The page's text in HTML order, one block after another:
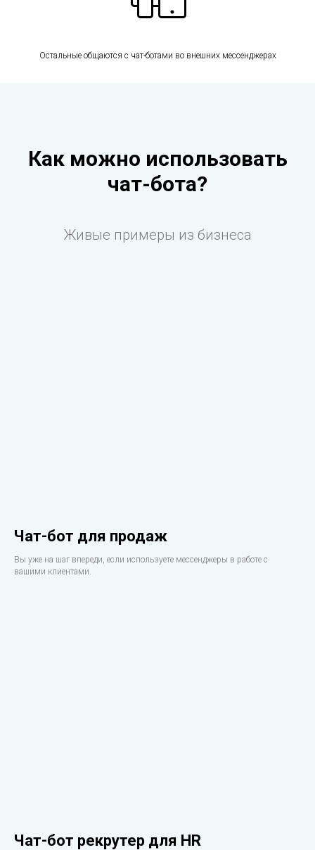
Остальные общаются с чат-ботами во внешних мессенджерах
Как можно использовать
чат-бота?
Живые примеры из бизнеса
Чат-бот для продаж
Вы уже на шаг впереди, если используете мессенджеры в работе с
вашими клиентами.
Чат-бот рекрутер для HR